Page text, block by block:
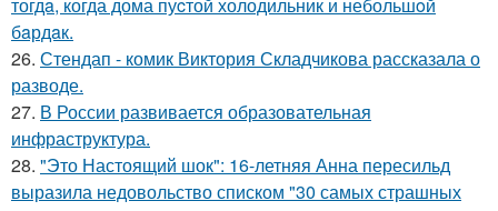
бaрдaк.
26. Стендап - комик Виктория Складчикова рассказала о
разводе.
27. В России развивается образовательная
инфраструктура.
28. "Это Настоящий шок": 16-летняя Анна пересильд
выразила недовольство списком "30 самых страшных